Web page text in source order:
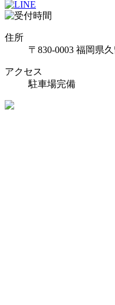
住所
〒830-0003 福岡県
アクセス
駐車場完備